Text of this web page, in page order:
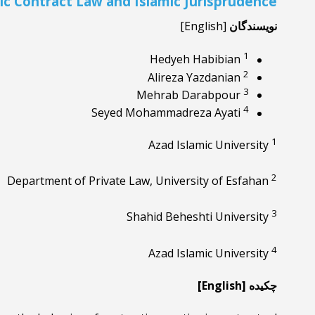
نویسندگان [English]
Hedyeh Habibian 1
Alireza Yazdanian2
Mehrab Darabpour 3
Seyed Mohammadreza Ayati4
1
2
Department of Private Law, University of Esfahan
3
4
Azad Islamic University
چکیده [English]